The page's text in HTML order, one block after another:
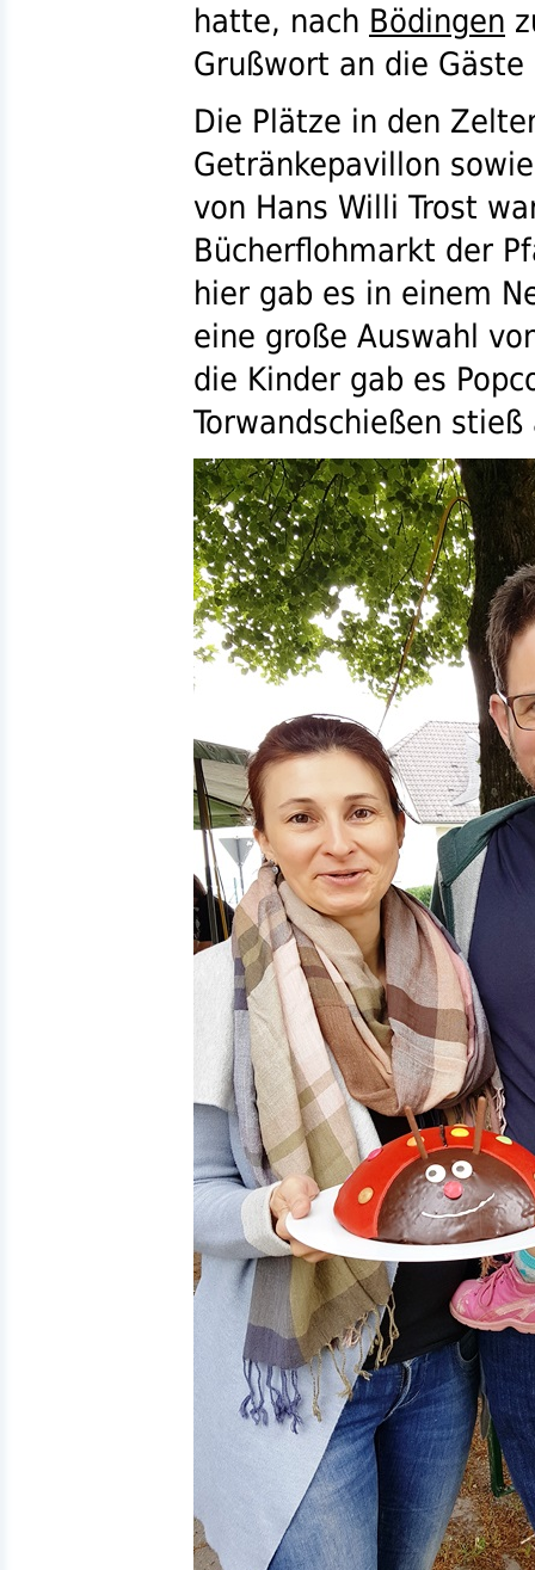
hatte, nach Bödingen
Grußwort an die
Die Plätze in den
Getränkepavillon
von Hans Willi Trost
Bücherflohmarkt der
hier gab es in einem
eine große Auswahl
die Kinder gab es
Torwandschießen